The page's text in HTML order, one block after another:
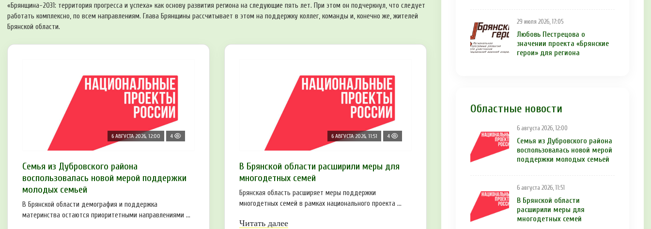
«Брянщина-2031: территория прогресса и успеха» как основу развития региона на следующие пять лет. При этом он подчеркнул, что следует
работать комплексно, по всем направлениям. Глава Брянщины рассчитывает в этом на поддержку коллег, команды и, конечно же, жителей
Брянской области.
6 АВГУСТА 2026, 12:00 4
Семья из Дубровского района
воспользовалась новой мерой поддержки
молодых семьей
В Брянской области демография и поддержка
материнства остаются приоритетными направлениями ...
6 АВГУСТА 2026, 11:51 4
В Брянской области расширили меры для
многодетных семей
Брянская область расширяет меры поддержки
многодетных семей в рамках национального проекта ...
Читать далее
29 июля 2026, 17:05
Любовь Пестрецова о
значении проекта «Брянские
герои» для региона
Областные новости
6 августа 2026, 12:00
Семья из Дубровского района
воспользовалась новой мерой
поддержки молодых семьей
6 августа 2026, 11:51
В Брянской области
расширили меры для
многодетных семей